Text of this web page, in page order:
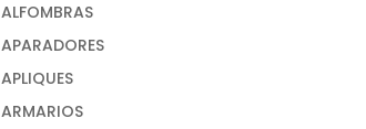
ALFOMBRAS
APARADORES
APLIQUES
ARMARIOS